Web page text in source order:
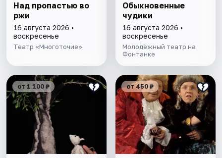
Над пропастью во
ржи
16 августа 2026 •
воскресенье
Театр «Многоточие»
Обыкновенные
чудики
16 августа 2026 •
воскресенье
Молодёжный театр на
Фонтанке
от 1 100 ₽ от 450 ₽